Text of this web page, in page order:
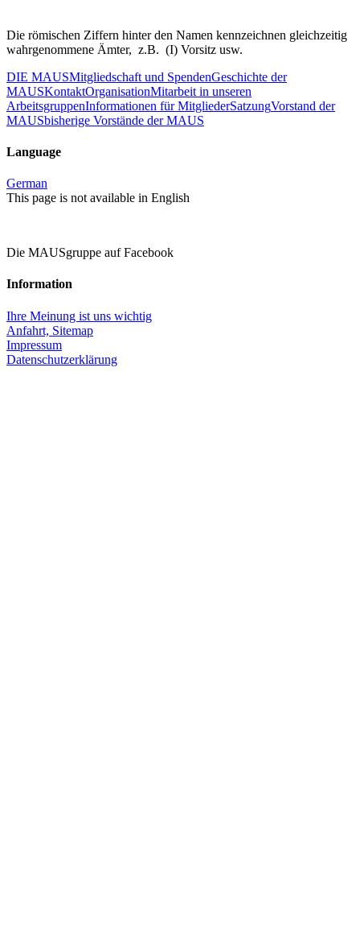
Die römischen Ziffern hinter den Namen kennzeichnen gleichzeitig
wahrgenommene Ämter, z.B. (I) Vorsitz usw.
DIE MAUSMitgliedschaft und SpendenGeschichte der
MAUSKontaktOrganisationMitarbeit in unseren
ArbeitsgruppenInformationen für MitgliederSatzungVorstand der
MAUSbisherige Vorstände der MAUS
Language
German
This page is not available in English
Die MAUSgruppe auf Facebook
Information
Ihre Meinung ist uns wichtig
Anfahrt, Sitemap
Impressum
Datenschutzerklärung